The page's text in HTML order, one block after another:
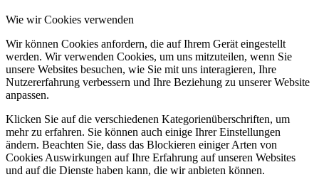
Wie wir Cookies verwenden
Wir können Cookies anfordern, die auf Ihrem Gerät eingestellt
werden. Wir verwenden Cookies, um uns mitzuteilen, wenn Sie
unsere Websites besuchen, wie Sie mit uns interagieren, Ihre
Nutzererfahrung verbessern und Ihre Beziehung zu unserer Website
anpassen.
Klicken Sie auf die verschiedenen Kategorienüberschriften, um
mehr zu erfahren. Sie können auch einige Ihrer Einstellungen
ändern. Beachten Sie, dass das Blockieren einiger Arten von
Cookies Auswirkungen auf Ihre Erfahrung auf unseren Websites
und auf die Dienste haben kann, die wir anbieten können.